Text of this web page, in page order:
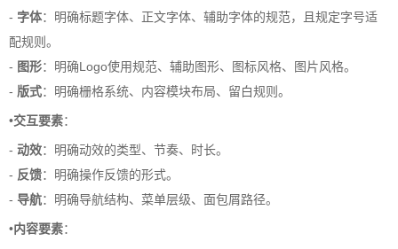
- 字体：明确标题字体、正文字体、辅助字体的规范，且规定字号适
配规则。
- 图形：明确Logo使用规范、辅助图形、图标风格、图片风格。
- 版式：明确栅格系统、内容模块布局、留白规则。
•交互要素：
- 动效：明确动效的类型、节奏、时长。
- 反馈：明确操作反馈的形式。
- 导航：明确导航结构、菜单层级、面包屑路径。
•内容要素：